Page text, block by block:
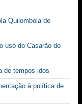
Quilombola de
uso do Casarão do
de tempos idos
à política de